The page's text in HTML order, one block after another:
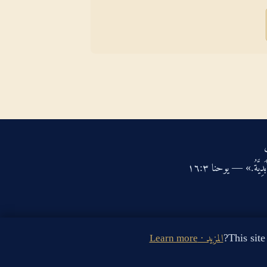
— يوحنا ‏٣‏:‏١٦‏
المزيد · Learn more